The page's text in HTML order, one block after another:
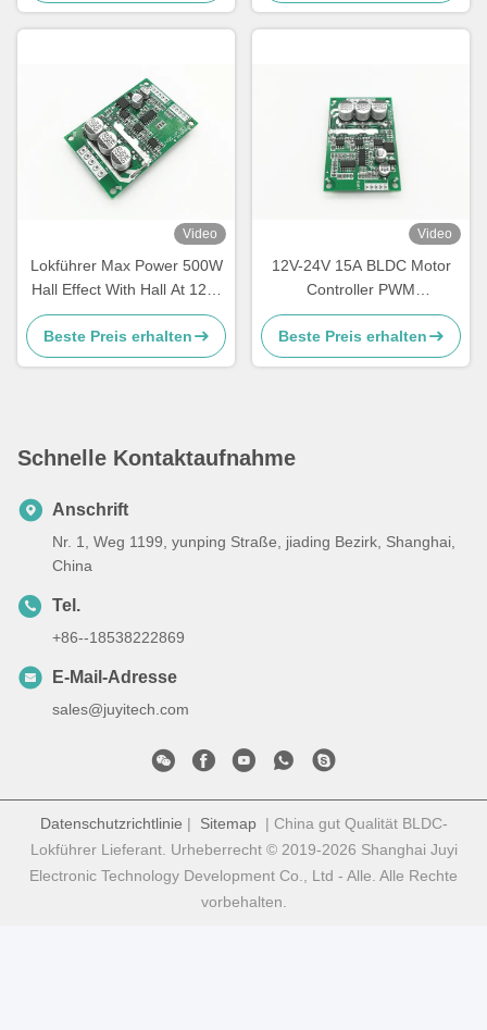
Geschwindigkeitsanzeige 0–
99999 U/min | Kompatibel
Video
Lokführer Max Power 500W
Hall Effect With Hall At 120°
JUYI JYQD-V7.3E2 Arduino
BLDC
Beste Preis erhalten
Video
12V-24V 15A BLDC Motor
Controller PWM
Geschwindigkeitsbetreiber
für sensorlosen BLDC Motor
JYQD-V6.3E2
Beste Preis erhalten
Schnelle Kontaktaufnahme
Anschrift
Nr. 1, Weg 1199, yunping Straße, jiading Bezirk, Shanghai,
China
Tel.
+86--18538222869
E-Mail-Adresse
sales@juyitech.com
Datenschutzrichtlinie | Sitemap| China gut Qualität BLDC-
Lokführer Lieferant. Urheberrecht © 2019-2026 Shanghai Juyi
Electronic Technology Development Co., Ltd - Alle. Alle Rechte
vorbehalten.